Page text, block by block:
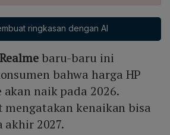
ringkasan dengan AI
Realmebaru-baru ini
bahwa harga HP
naik pada 2026.
mengatakan kenaikan bisa
2027.